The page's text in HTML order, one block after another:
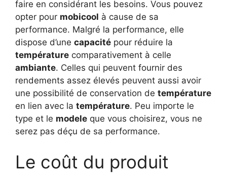
faire en considérant les besoins. Vous pouvez
opter pour mobicool à cause de sa
performance. Malgré la performance, elle
dispose d’une capacité pour réduire la
température comparativement à celle
ambiante. Celles qui peuvent fournir des
rendements assez élevés peuvent aussi avoir
une possibilité de conservation de température
en lien avec la température. Peu importe le
type et le modele que vous choisirez, vous ne
serez pas déçu de sa performance.
Le coût du produit